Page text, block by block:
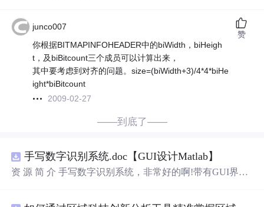
junco007
你根据BITMAPINFOHEADER中的biWidth，biHeigh
t，及biBitcount三个成员可以计算出来，
其中要考虑到对齐的问题。size=(biWidth+3)/4*4*biHe
ight*biBitcount
2009-02-27
赞
——到底了——
手写数字识别系统.doc【GUI设计Matlab】
资 源 简 介 手写数字识别系统，非常好的啊!带有GUI界